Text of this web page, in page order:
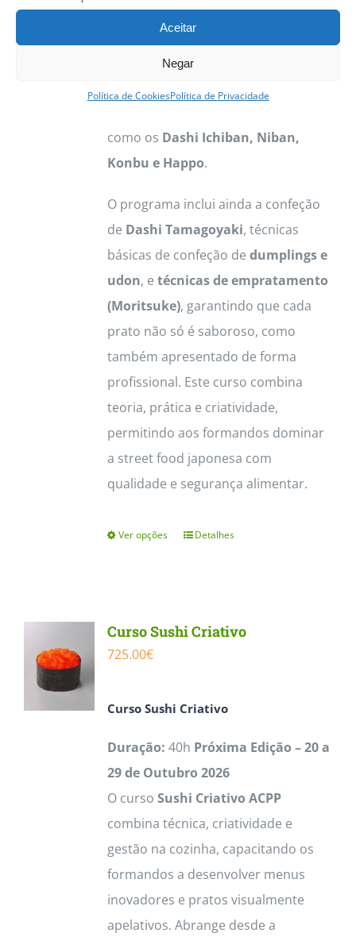
Aceitar
Negar
Política de CookiesPolítica de Privacidade
exploram desde osfundamentos de
segurança e higiene alimentar
, passando pela
como os Dashi Ichiban, Niban,
Konbu e Happo.
O programa inclui ainda a confeção
de Dashi Tamagoyaki, técnicas
básicas de confeção de dumplings e
udon, e técnicas de empratamento
(Moritsuke), garantindo que cada
prato não só é saboroso, como
também apresentado de forma
profissional. Este curso combina
teoria, prática e criatividade,
permitindo aos formandos dominar
a street food japonesa com
qualidade e segurança alimentar.
Ver opções
This
variants.
may
be
chosen
on
the
product
page
Detalhes
Curso Sushi Criativo
725.00€
Curso Sushi Criativo
Duração: 40h Próxima Edição – 20 a
29 de Outubro 2026
O curso Sushi Criativo ACPP
combina técnica, criatividade e
gestão na cozinha, capacitando os
formandos a desenvolver menus
inovadores e pratos visualmente
apelativos. Abrange desde a